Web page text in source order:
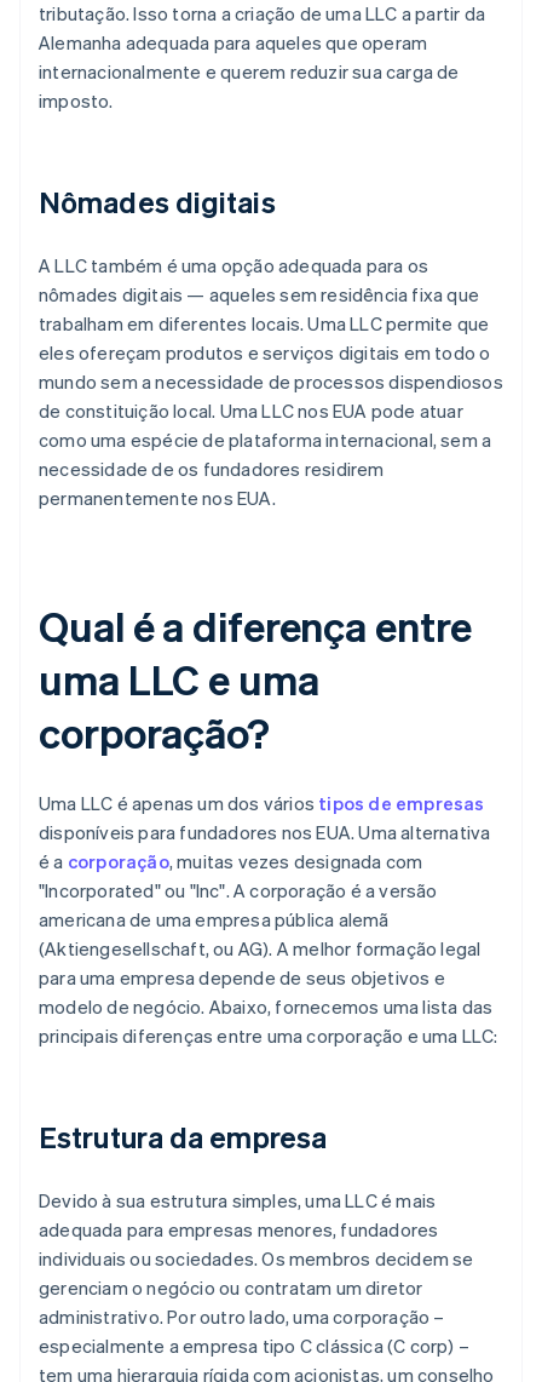
tributação. Isso torna a criação de uma LLC a partir da
Alemanha adequada para aqueles que operam
internacionalmente e querem reduzir sua carga de
imposto.
Nômades digitais
A LLC também é uma opção adequada para os
nômades digitais — aqueles sem residência fixa que
trabalham em diferentes locais. Uma LLC permite que
eles ofereçam produtos e serviços digitais em todo o
mundo sem a necessidade de processos dispendiosos
de constituição local. Uma LLC nos EUA pode atuar
como uma espécie de plataforma internacional, sem a
necessidade de os fundadores residirem
permanentemente nos EUA.
Qual é a diferença entre
uma LLC e uma
corporação?
Uma LLC é apenas um dos vários tipos de empresas
disponíveis para fundadores nos EUA. Uma alternativa
é a corporação, muitas vezes designada com
"Incorporated" ou "Inc". A corporação é a versão
americana de uma empresa pública alemã
(Aktiengesellschaft, ou AG). A melhor formação legal
para uma empresa depende de seus objetivos e
modelo de negócio. Abaixo, fornecemos uma lista das
principais diferenças entre uma corporação e uma LLC:
Estrutura da empresa
Devido à sua estrutura simples, uma LLC é mais
adequada para empresas menores, fundadores
individuais ou sociedades. Os membros decidem se
gerenciam o negócio ou contratam um diretor
administrativo. Por outro lado, uma corporação –
especialmente a empresa tipo C clássica (C corp) –
tem uma hierarquia rígida com acionistas, um conselho